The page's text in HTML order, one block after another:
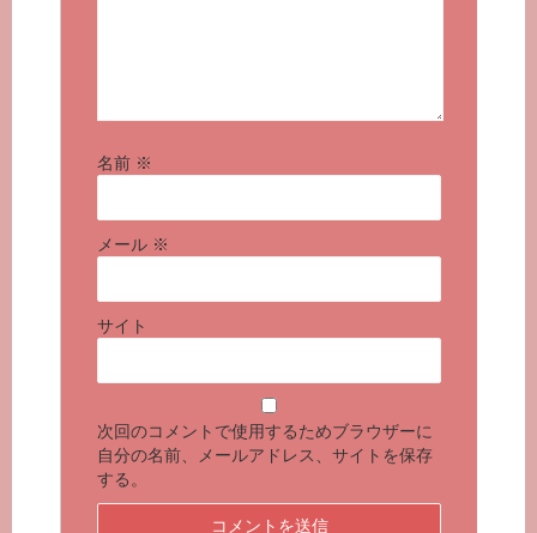
名前 ※
メール ※
サイト
次回のコメントで使用するためブラウザーに
自分の名前、メールアドレス、サイトを保存
する。